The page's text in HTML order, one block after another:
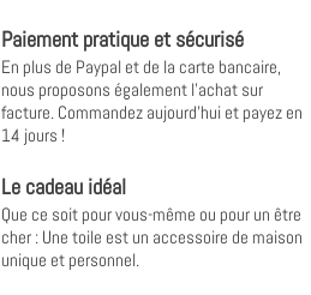
Paiement pratique et sécurisé
En plus de Paypal et de la carte bancaire,
nous proposons également l'achat sur
facture. Commandez aujourd'hui et payez en
14 jours !
Le cadeau idéal
Que ce soit pour vous-même ou pour un être
cher : Une toile est un accessoire de maison
unique et personnel.